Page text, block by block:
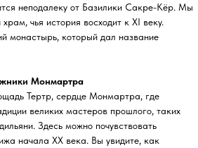
неподалеку от Базилики Сакре-Кёр. Мы
чья история восходит к XI веку.
монастырь, который дал название
Монмартра
Тертр, сердце Монмартра, где
великих мастеров прошлого, таких
Здесь можно почувствовать
начала ХХ века. Вы увидите, как